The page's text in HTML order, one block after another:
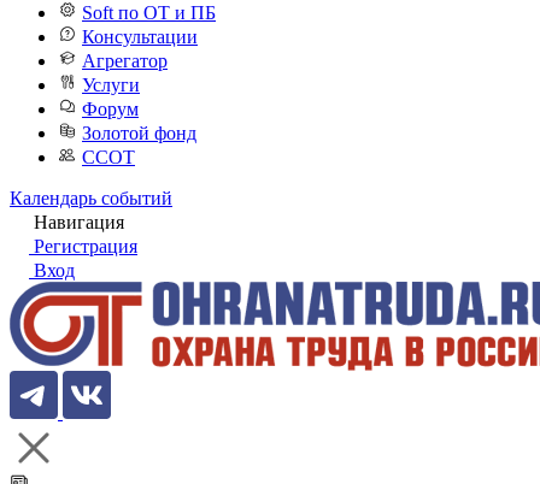
Soft по ОТ и ПБ
Консультации
Агрегатор
Услуги
Форум
Золотой фонд
ССОТ
Календарь событий
Навигация
Регистрация
Вход